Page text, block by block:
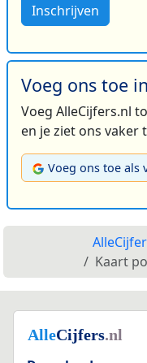
Inschrijven
Voeg ons toe
Voeg AlleCijfers.nl
en je ziet ons vaker
Voeg ons toe als
Kaart